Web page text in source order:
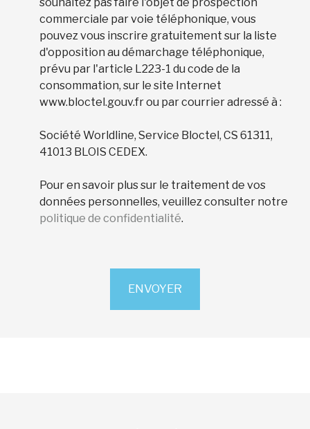
commerciale par voie téléphonique, vous
pouvez vous inscrire gratuitement sur la liste
d'opposition au démarchage téléphonique,
prévu par l'article L223-1 du code de la
consommation, sur le site Internet
www.bloctel.gouv.fr ou par courrier adressé à :
Société Worldline, Service Bloctel, CS 61311,
41013 BLOIS CEDEX.
Pour en savoir plus sur le traitement de vos
données personnelles, veuillez consulter notre
politique de confidentialité.
ENVOYER